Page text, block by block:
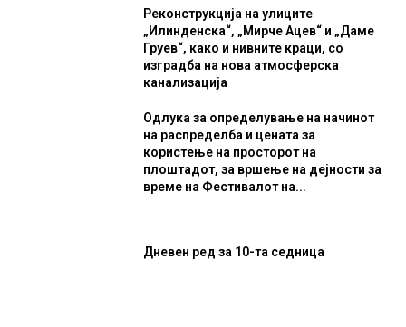
Реконструкција на улиците
„Илинденска“, „Мирче Ацев“ и „Даме
Груев“, како и нивните краци, со
изградба на нова атмосферска
канализација
Одлука за определување на начинот
на распределба и цената за
користење на просторот на
плоштадот, за вршење на дејности за
време на Фестивалот на...
Дневен ред за 10-та седница